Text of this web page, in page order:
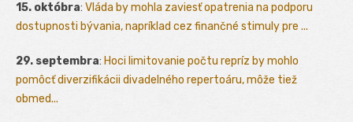
15. októbra: Vláda by mohla zaviesť opatrenia na podporu
dostupnosti bývania, napríklad cez finančné stimuly pre ...
29. septembra: Hoci limitovanie počtu repríz by mohlo
pomôcť diverzifikácii divadelného repertoáru, môže tiež
obmed...